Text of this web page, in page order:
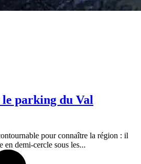
parking du Val
pour connaître la région : il
en demi-cercle sous les...